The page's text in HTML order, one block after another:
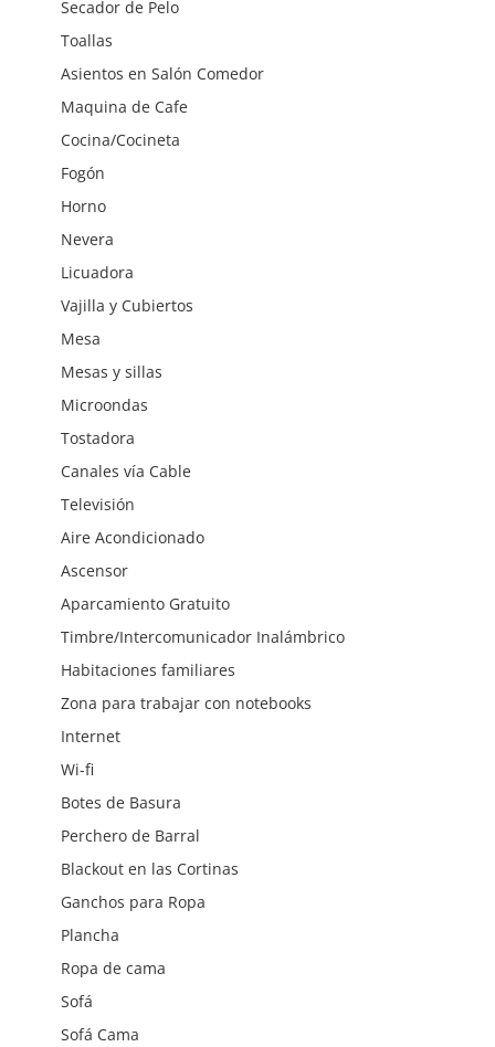
Secador de Pelo
Toallas
Asientos en Salón Comedor
Maquina de Cafe
Cocina/Cocineta
Fogón
Horno
Nevera
Licuadora
Vajilla y Cubiertos
Mesa
Mesas y sillas
Microondas
Tostadora
Canales vía Cable
Televisión
Aire Acondicionado
Ascensor
Aparcamiento Gratuito
Timbre/Intercomunicador Inalámbrico
Habitaciones familiares
Zona para trabajar con notebooks
Internet
Wi-fi
Botes de Basura
Perchero de Barral
Blackout en las Cortinas
Ganchos para Ropa
Plancha
Ropa de cama
Sofá
Sofá Cama